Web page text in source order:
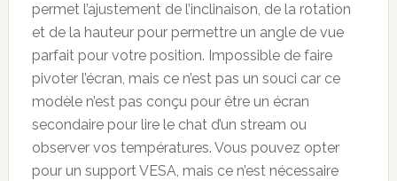
permet l’ajustement de l’inclinaison, de la rotation
et de la hauteur pour permettre un angle de vue
parfait pour votre position. Impossible de faire
pivoter l’écran, mais ce n’est pas un souci car ce
modèle n’est pas conçu pour être un écran
secondaire pour lire le chat d’un stream ou
observer vos températures. Vous pouvez opter
pour un support VESA, mais ce n’est nécessaire